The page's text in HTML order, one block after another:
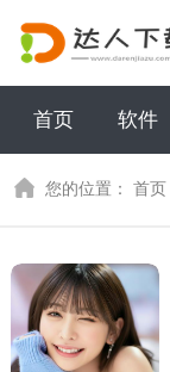
首页 软件
您的位置：首页